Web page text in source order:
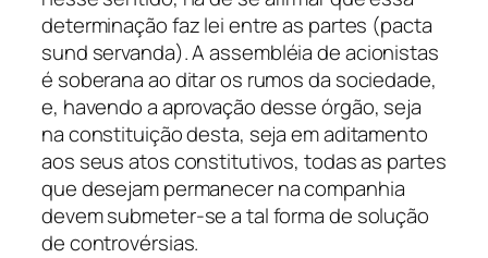
determinação faz lei entre as partes (pacta
sund servanda). A assembléia de acionistas
é soberana ao ditar os rumos da sociedade,
e, havendo a aprovação desse órgão, seja
na constituição desta, seja em aditamento
aos seus atos constitutivos, todas as partes
que desejam permanecer na companhia
devem submeter-se a tal forma de solução
de controvérsias.